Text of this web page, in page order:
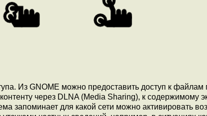
Из GNOME можно предоставить доступ к файлам
через DLNA (Media Sharing), к содержимому
запоминает для какой сети можно активировать